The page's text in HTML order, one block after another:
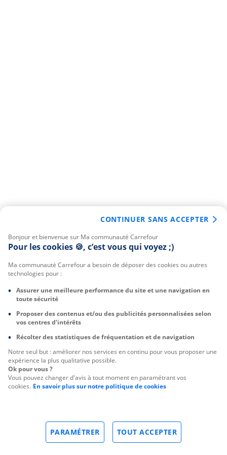
Bonjour et bienvenue sur Ma communauté Carrefour
Pour les cookies 🍪, c’est vous qui voyez ;)
Ma communauté Carrefour a besoin de déposer des cookies ou autres
technologies pour :
Assurer une meilleure performance du site et une navigation en
toute sécurité
Proposer des contenus et/ou des publicités personnalisées selon
vos centres d’intérêts
Récolter des statistiques de fréquentation et de navigation
Notre seul but : améliorer nos services en continu pour vous proposer une
expérience la plus qualitative possible.
Ok pour vous ?
Vous pouvez changer d'avis à tout moment en paramétrant vos
cookies. En savoir plus sur notre politique de cookies
TOUT ACCEPTER
PARAMÉTRER
CONTINUER SANS ACCEPTER